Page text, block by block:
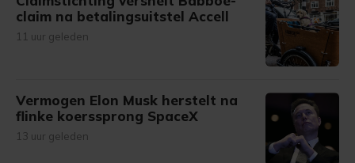
claim na betalingsuitstel Accell
11 uur geleden
Vermogen Elon Musk herstelt na
flinke koerssprong SpaceX
13 uur geleden